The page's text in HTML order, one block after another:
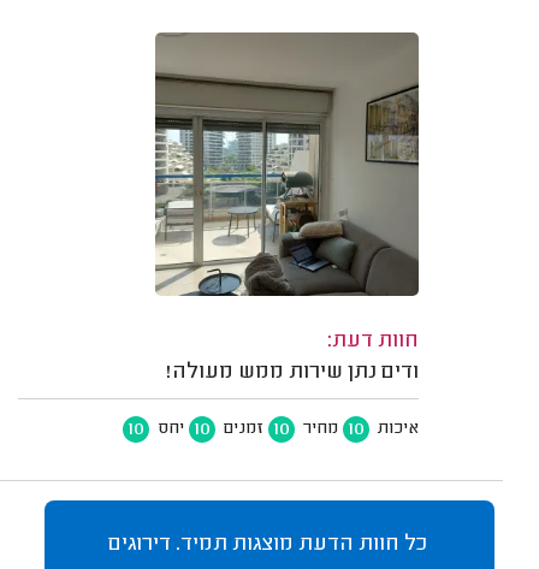
חוות דעת:
ודים נתן שירות ממש מעולה!
איכות 10 מחיר 10 זמנים 10 יחס 10
כל חוות הדעת מוצגות תמיד. דירוגים